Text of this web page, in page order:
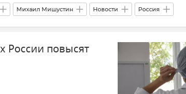
Михаил Мишустин Новости Россия
Здравоохранение в России
России повысят